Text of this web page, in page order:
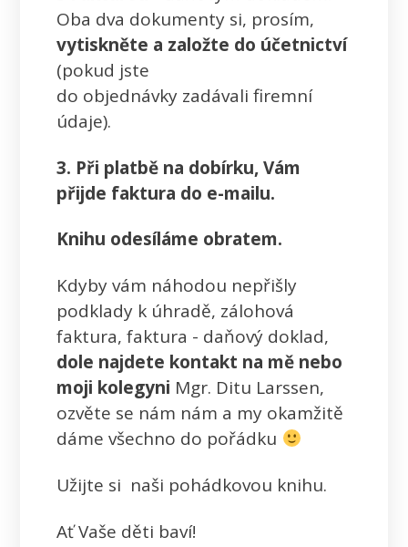
Oba dva dokumenty si, prosím,
vytiskněte a založte do účetnictví
(pokud jste
do objednávky zadávali firemní
údaje).
3. Při platbě na dobírku, Vám
přijde faktura do e-mailu.
Knihu odesíláme obratem.
Kdyby vám náhodou nepřišly
podklady k úhradě, zálohová
faktura, faktura - daňový doklad,
dole najdete kontakt na mě nebo
moji kolegyni Mgr. Ditu Larssen,
ozvěte se nám nám a my okamžitě
dáme všechno do pořádku
Užijte si naši pohádkovou knihu.
Ať Vaše děti baví!